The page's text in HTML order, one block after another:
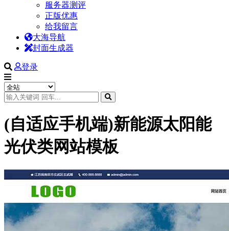
服务器测评
正版优惠
给我留言
大海导航
封面生成器
登录
(自适应手机端)新能源太阳能
光伏类网站模板